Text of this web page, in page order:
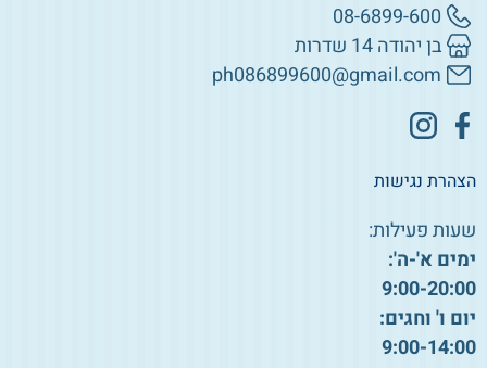
08-6899-600
בן יהודה 14 שדרות
ph086899600@gmail.com
הצהרת נגישות
שעות פעילות:
ימים א'-ה':
9:00-20:00
יום ו' וחגים:
9:00-14:00